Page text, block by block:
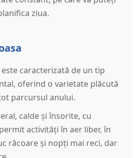
ziua.
caracterizată de un tip
oferind o varietate plăcută
parcursul anului.
calde și însorite, cu
activități în aer liber, în
răcoare și nopți mai reci, dar